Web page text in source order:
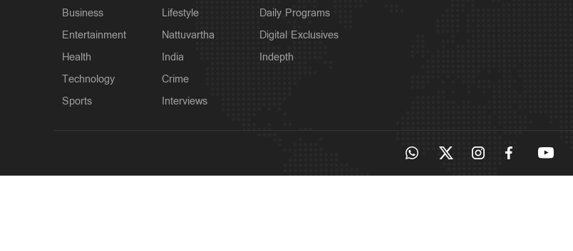
Business
Entertainment
Health
Technology
Sports
Lifestyle
Nattuvartha
India
Crime
Interviews
Daily Programs
Digital Exclusives
Indepth